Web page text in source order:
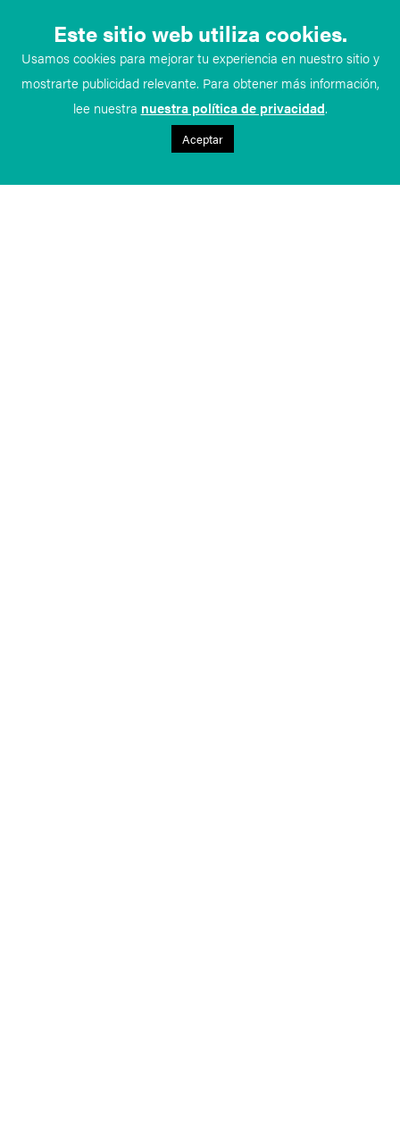
Este sitio web utiliza cookies.
Usamos cookies para mejorar tu experiencia en nuestro sitio y
mostrarte publicidad relevante. Para obtener más información,
lee nuestra nuestra política de privacidad.
Aceptar